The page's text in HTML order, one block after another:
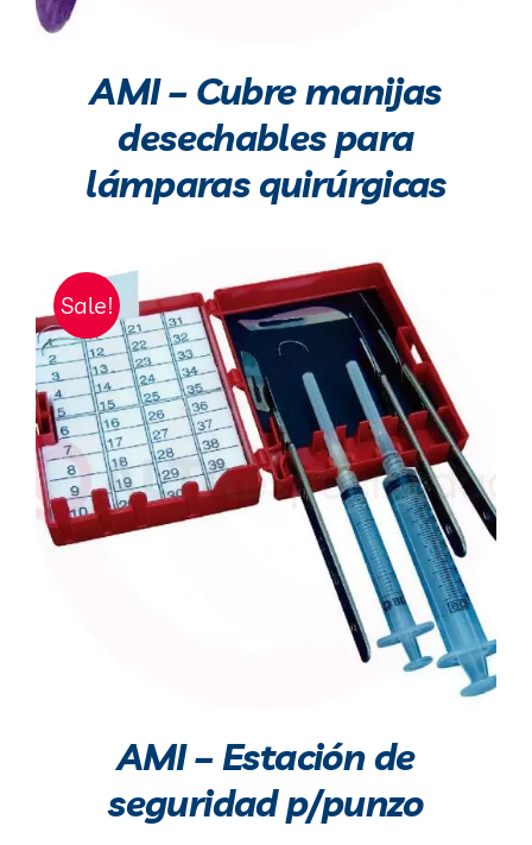
AMI – Cubre manijas
desechables para
lámparas quirúrgicas
Sale!
AMI – Estación de
seguridad p/punzo